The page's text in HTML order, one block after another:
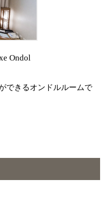
Ondol
できるオンドルルームで